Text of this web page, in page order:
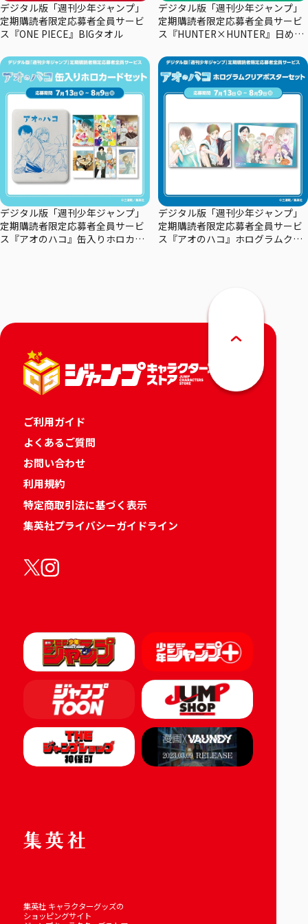
デジタル版「週刊少年ジャンプ」
定期購読者限定応募者全員サービ
ス『ONE PIECE』BIGタオル
デジタル版「週刊少年ジャンプ」
定期購読者限定応募者全員サービ
ス『HUNTER×HUNTER』日めく
デジタル版「週刊少年ジャンプ」
定期購読者限定応募者全員サービ
ス『アオのハコ』缶入りホロカー
デジタル版「週刊少年ジャンプ」
定期購読者限定応募者全員サービ
ス『アオのハコ』ホログラムクリ
ご利用ガイド
よくあるご質問
お問い合わせ
利用規約
特定商取引法に基づく表示
集英社プライバシーガイドライン
集英社 キャラクターグッズの
ショッピングサイト